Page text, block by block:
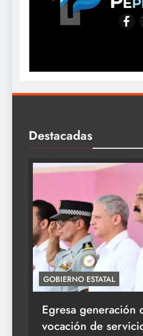
Destacadas
GOBIERNO ESTATAL
Egresa generación
vocación de